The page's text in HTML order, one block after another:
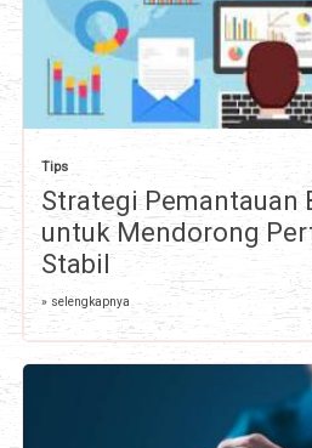
Tips
Strategi Pemantauan
untuk Mendorong
Stabil
» selengkapnya